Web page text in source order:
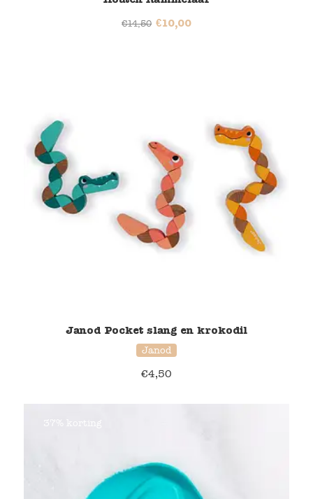
€14,50 €10,00
Janod Pocket slang en krokodil
Janod
€4,50
37% korting